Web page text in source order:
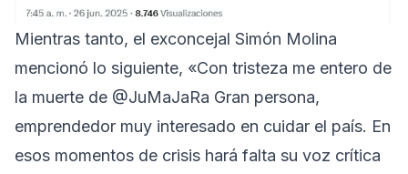
Mientras tanto, el exconcejal Simón Molina
mencionó lo siguiente, «Con tristeza me entero de
la muerte de @JuMaJaRa Gran persona,
emprendedor muy interesado en cuidar el país. En
esos momentos de crisis hará falta su voz crítica